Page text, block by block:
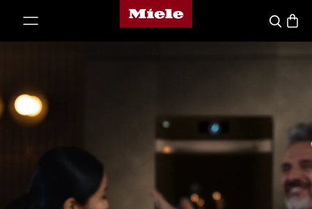
Miele-Homepage
Suche